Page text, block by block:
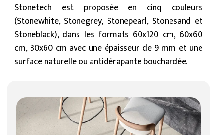
Stonetech est proposée en cinq couleurs
(Stonewhite, Stonegrey, Stonepearl, Stonesand et
Stoneblack), dans les formats 60x120 cm, 60x60
cm, 30x60 cm avec une épaisseur de 9 mm et une
surface naturelle ou antidérapante bouchardée.